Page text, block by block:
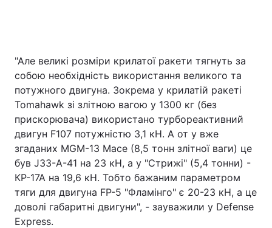
"Але великі розміри крилатої ракети тягнуть за
собою необхідність використання великого та
потужного двигуна. Зокрема у крилатій ракеті
Tomahawk зі злітною вагою у 1300 кг (без
прискорювача) використано турбореактивний
двигун F107 потужністю 3,1 кН. А от у вже
згаданих MGM-13 Mace (8,5 тонн злітної ваги) це
був J33-A-41 на 23 кН, а у "Стрижі" (5,4 тонни) -
КР-17А на 19,6 кН. Тобто бажаним параметром
тяги для двигуна FP-5 "Фламінго" є 20-23 кН, а це
доволі габаритні двигуни", - зауважили у Defense
Express.